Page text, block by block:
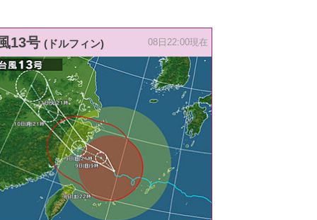
13号 (ドルフィン) 08日22:00現在